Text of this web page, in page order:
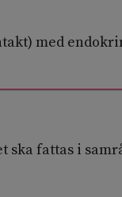
med
ska fattas i